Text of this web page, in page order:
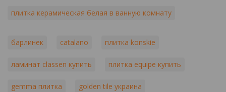
плитка керамическая белая в ванную комнату
барлинек catalano плитка konskie
ламинат classen купить плитка equipe купить
gemma плитка golden tile украина